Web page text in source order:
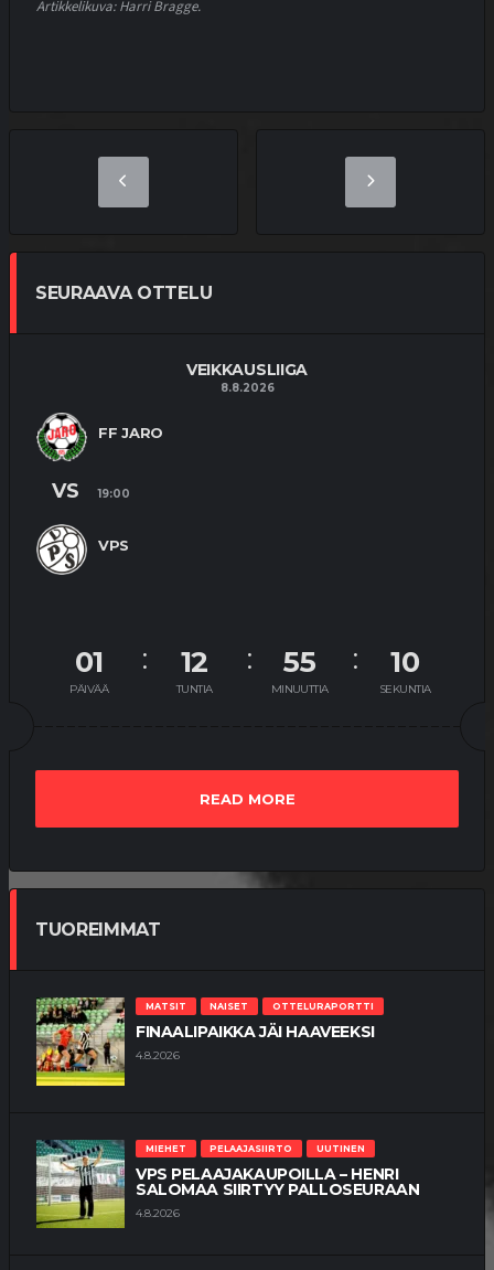
Artikkelikuva: Harri Bragge.
SEURAAVA OTTELU
VEIKKAUSLIIGA
8.8.2026
FF JARO
VPS
VS 19:00
01
PÄIVÄÄ
12
TUNTIA
55
MINUUTTIA
09
SEKUNTIA
READ MORE
TUOREIMMAT
MATSIT NAISET OTTELURAPORTTI
FINAALIPAIKKA JÄI HAAVEEKSI
4.8.2026
MIEHET PELAAJASIIRTO UUTINEN
VPS PELAAJAKAUPOILLA – HENRI
SALOMAA SIIRTYY PALLOSEURAAN
4.8.2026